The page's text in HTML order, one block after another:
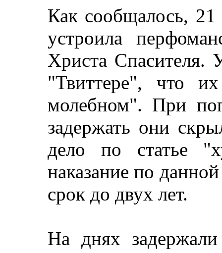
Как сообщалось,
устроила
Христа Спасителя.
"Твиттере", что
молебном". При
задержать они
дело по статье
наказание по
срок до двух лет.
На днях